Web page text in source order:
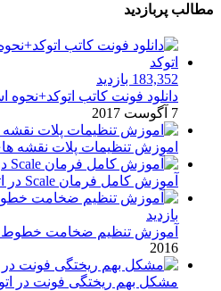
مطالب پربازدید
183,352 بازدید
دانلود فونت کاتب اتوکد+نحوه
7 آگوست 2017
اموزش تنظیمات پلات نقشه
آموزش کامل فرمان Scale در اتوکد
بازدید
آموزش تنظیم ضخامت خطوط
2016
مشکل بهم ریختگی فونت در